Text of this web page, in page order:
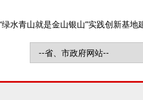
绿水青山就是金山银山”实践创新基